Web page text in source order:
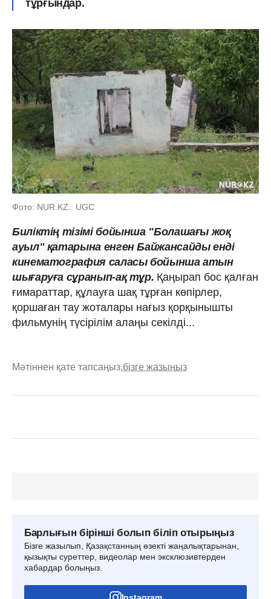
тұрғындар.
Фото: NUR.KZ.: UGC
Биліктің тізімі бойынша "Болашағы жоқ
ауыл" қатарына енген Байжансайды енді
кинематография саласы бойынша атын
шығаруға сұранып-ақ тұр. Қаңырап бос қалған
ғимараттар, құлауға шақ тұрған көпірлер,
қоршаған тау жоталары нағыз қорқынышты
фильмyнің түсірілім алаңы секілді...
Мәтіннен қате тапсаңыз,бізге жазыңыз
Барлығын бірінші болып біліп отырыңыз
Бізге жазылып, Қазақстанның өзекті жаңалықтарынан,
қызықты суреттер, видеолар мен эксклюзивтерден
хабардар болыңыз.
Instagram